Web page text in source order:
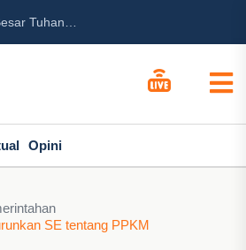
Opini
SE tentang PPKM